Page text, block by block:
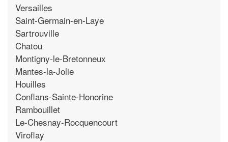
Versailles
Saint-Germain-en-Laye
Sartrouville
Chatou
Montigny-le-Bretonneux
Mantes-la-Jolie
Houilles
Conflans-Sainte-Honorine
Rambouillet
Le-Chesnay-Rocquencourt
Viroflay